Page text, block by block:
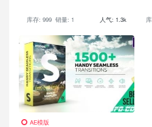
库存: 999 销量: 1 人气: 1.3k
AE模版